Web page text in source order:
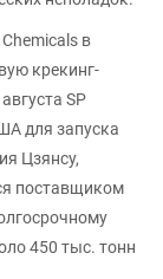
в
крекинг-
SP
для запуска
Цзянсу,
поставщиком
450 тыс. тонн